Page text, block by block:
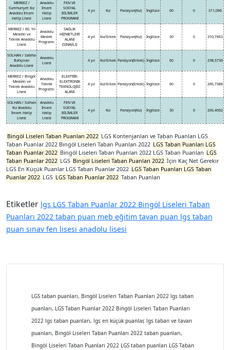
MERKEZ /
Cumhuriyet Kız
Anadolu İmam
Hatip Lisesi
Anadolu
İmam
Hatip
Lisesi
FEN VE
SOSYAL
BİLİMLER
PROGRAMI
4 yıl Kız Pansiyon(Kız) İngilizce 60 0 311,066
MERKEZ / 60. Yıl
Mesleki ve
Teknik Anadolu
Lisesi
Anadolu
Meslek
Programı
SAĞLIK
HİZMETLERİ
ALANI
(SINAVLI)
4 yıl Kız/Erkek Pansiyon(Kız) İngilizce 30 0 310,7453
SOLHAN / Sabiha
Bahçıvan
Anadolu Lisesi
Anadolu
Lisesi
4 yıl Kız/Erkek Pansiyon(Erkek) İngilizce 60 0 298,5736
MERKEZ / Bingöl
Mesleki ve
Teknik Anadolu
Lisesi
Anadolu
Teknik
Programı
ELEKTRİK-
ELEKTRONİK
TEKNOLOJİSİ
ALANI
4 yıl Kız/Erkek Pansiyon(Erkek) İngilizce 60 0 265,7388
SOLHAN / Solhan
Kız Anadolu
İmam Hatip
Lisesi
Anadolu
İmam
Hatip
Lisesi
FEN VE
SOSYAL
BİLİMLER
PROGRAMI
4 yıl Kız Pansiyon(Kız) İngilizce 30 0 265,4062
Bingöl Liseleri Taban Puanları 2022 LGS Kontenjanları ve Taban Puanları LGS
Taban Puanlar 2022 Bingöl Liseleri Taban Puanları 2022 LGS Taban Puanları LGS
Taban Puanlar 2022 Bingöl Liseleri Taban Puanları 2022 LGS Taban Puanları LGS
Taban Puanlar 2022 LGS Bingöl Liseleri Taban Puanları 2022 İçin Kaç Net Gerekir
LGS En Küçük Puanlar LGS Taban Puanlar 2022 LGS Taban Puanları LGS Taban
Puanlar 2022 LGS LGS Taban Puanlar 2022 Taban Puanları
Etiketler lgs LGS Taban Puanlar 2022 Bingöl Liseleri Taban
Puanları 2022 taban puan meb eğitim tavan puan lgs taban
puan sınav fen lisesi anadolu lisesi
LGS taban puanları, Bingöl Liseleri Taban Puanları 2022 lgs taban
puanları, LGS Taban Puanlar 2022 Bingöl Liseleri Taban Puanları
2022 lgs taban puanları, lgs en küçük puanlar, lgs taban ve tavan
puanları, Bingöl Liseleri Taban Puanları 2022 taban puanları,
Bingöl Liseleri Taban Puanları 2022 LGS taban puanları LGS Taban